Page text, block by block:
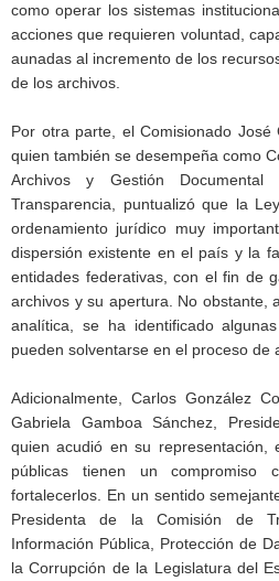
como operar los sistemas
acciones que requieren voluntad,
aunadas al incremento de los
de los archivos.
Por otra parte, el Comisionado José
quien también se desempeña como
Archivos y Gestión
Transparencia, puntualizó que la
ordenamiento jurídico muy
dispersión existente en el país y la
entidades federativas, con el fin de
archivos y su apertura. No obstante,
analítica, se ha identificado
pueden solventarse en el proceso de
Adicionalmente, Carlos González
Gabriela Gamboa Sánchez,
quien acudió en su representación,
públicas tienen un compromiso
fortalecerlos. En un sentido
Presidenta de la Comisión de
Información Pública, Protección de
la Corrupción de la Legislatura del